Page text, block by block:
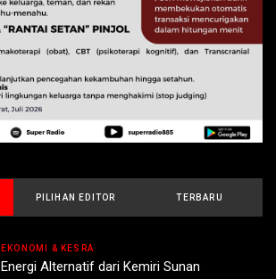
PILIHAN EDITOR TERBARU
EKONOMI & KESRA
Energi Alternatif dari Kemiri Sunan